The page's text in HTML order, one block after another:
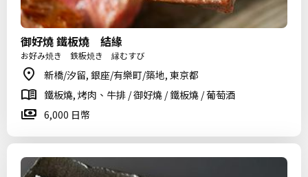
御好燒 鐵板燒 結緣
お好み焼き 鉄板焼き 縁むすび
新橋/汐留, 銀座/有樂町/築地, 東京都
鐵板燒, 烤肉、牛排 / 御好燒 / 鐵板燒 / 葡萄酒
6,000 日幣